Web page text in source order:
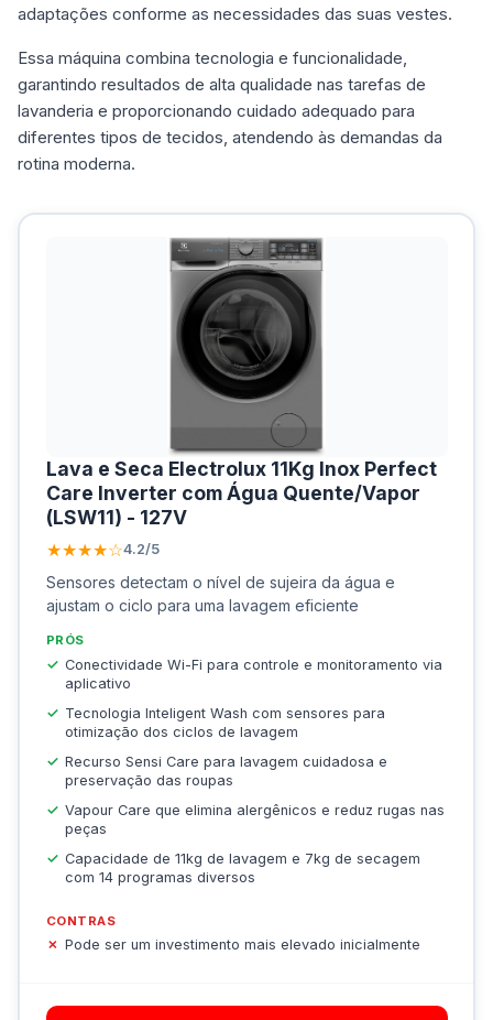
adaptações conforme as necessidades das suas vestes.
Essa máquina combina tecnologia e funcionalidade,
garantindo resultados de alta qualidade nas tarefas de
lavanderia e proporcionando cuidado adequado para
diferentes tipos de tecidos, atendendo às demandas da
rotina moderna.
Lava e Seca Electrolux 11Kg Inox Perfect
Care Inverter com Água Quente/Vapor
(LSW11) - 127V
★★★★☆4.2/5
Sensores detectam o nível de sujeira da água e
ajustam o ciclo para uma lavagem eficiente
PRÓS
Conectividade Wi-Fi para controle e monitoramento via
aplicativo
Tecnologia Inteligent Wash com sensores para
otimização dos ciclos de lavagem
Recurso Sensi Care para lavagem cuidadosa e
preservação das roupas
Vapour Care que elimina alergênicos e reduz rugas nas
peças
Capacidade de 11kg de lavagem e 7kg de secagem
com 14 programas diversos
CONTRAS
Pode ser um investimento mais elevado inicialmente